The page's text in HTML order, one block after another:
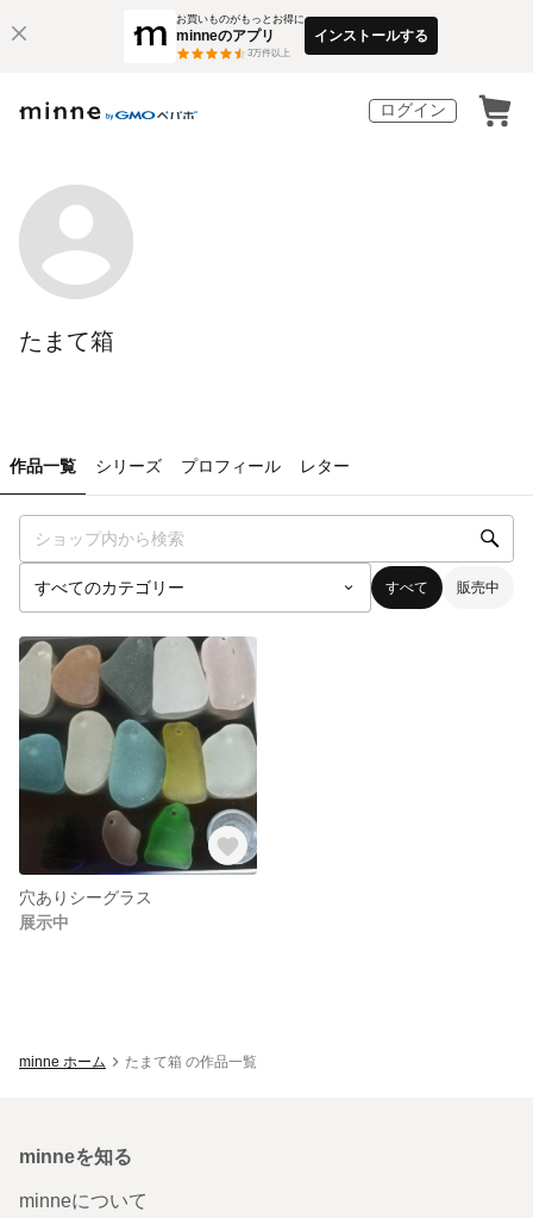
お買いものがもっとお得に
minneのアプリ
3万件以上
インストールする
ログイン
たまて箱
作品一覧 シリーズ プロフィール レター
すべて 販売中
穴ありシーグラス
展示中
minne ホーム たまて箱 の作品一覧
minneを知る
minneについて